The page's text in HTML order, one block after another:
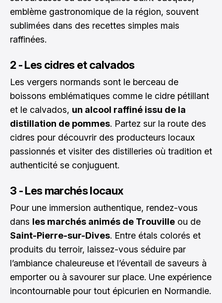
emblème gastronomique de la région, souvent
sublimées dans des recettes simples mais
raffinées.
2 - Les cidres et calvados
Les vergers normands sont le berceau de
boissons emblématiques comme le cidre pétillant
et le calvados, un alcool raffiné issu de la
distillation de pommes. Partez sur la route des
cidres pour découvrir des producteurs locaux
passionnés et visiter des distilleries où tradition et
authenticité se conjuguent.
3 - Les marchés locaux
Pour une immersion authentique, rendez-vous
dans les marchés animés de Trouville ou de
Saint-Pierre-sur-Dives. Entre étals colorés et
produits du terroir, laissez-vous séduire par
l’ambiance chaleureuse et l’éventail de saveurs à
emporter ou à savourer sur place. Une expérience
incontournable pour tout épicurien en Normandie.